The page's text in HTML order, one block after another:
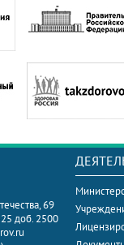
69
доб. 2500